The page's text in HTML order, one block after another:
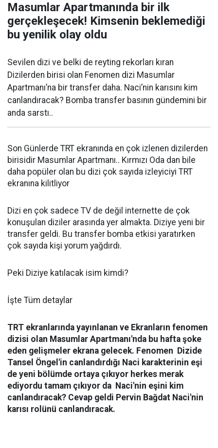
Masumlar Apartmanında bir ilk
gerçekleşecek! Kimsenin beklemediği
bu yenilik olay oldu
Sevilen dizi ve belki de reyting rekorları kıran
Dizilerden birisi olan Fenomen dizi Masumlar
Apartmanı’na bir transfer daha. Naci’nin karısını kim
canlandıracak? Bomba transfer basının gündemini bir
anda sarstı..
Son Günlerde TRT ekranında en çok izlenen dizilerden
birisidir Masumlar Apartmanı.. Kırmızı Oda dan bile
daha popüler olan bu dizi çok sayıda izleyiciyi TRT
ekranına kilitliyor
Dizi en çok sadece TV de değil internette de çok
konuşulan diziler arasında yer almakta. Diziye yeni bir
transfer geldi. Bu transfer bomba etkisi yaratırken
çok sayıda kişi yorum yağdırdı.
Peki Diziye katılacak isim kimdi?
İşte Tüm detaylar
TRT ekranlarında yayınlanan ve Ekranların fenomen
dizisi olan Masumlar Apartmanı'nda bu hafta şoke
eden gelişmeler ekrana gelecek. Fenomen Dizide
Tansel Öngel'in canlandırdığı Naci karakterinin eşi
de yeni bölümde ortaya çıkıyor herkes merak
ediyordu tamam çıkıyor da Naci'nin eşini kim
canlandıracak? Cevap geldi Pervin Bağdat Naci'nin
karısı rolünü canlandıracak.